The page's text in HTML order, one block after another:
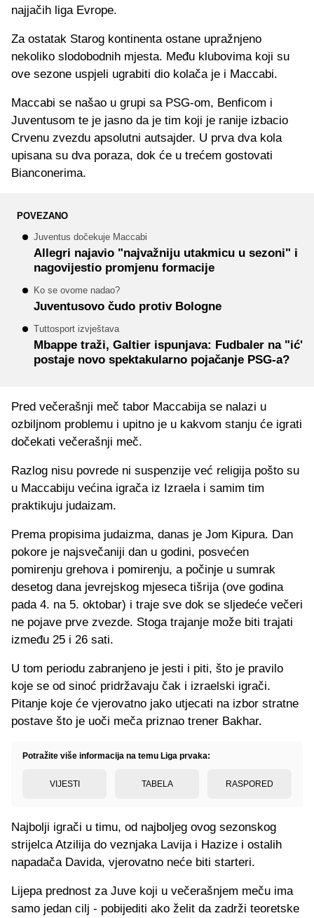
najjačih liga Evrope.
Za ostatak Starog kontinenta ostane upražnjeno
nekoliko slodobodnih mjesta. Među klubovima koji su
ove sezone uspjeli ugrabiti dio kolača je i Maccabi.
Maccabi se našao u grupi sa PSG-om, Benficom i
Juventusom te je jasno da je tim koji je ranije izbacio
Crvenu zvezdu apsolutni autsajder. U prva dva kola
upisana su dva poraza, dok će u trećem gostovati
Bianconerima.
POVEZANO
Juventus dočekuje Maccabi
Allegri najavio "najvažniju utakmicu u sezoni" i
nagovijestio promjenu formacije
Ko se ovome nadao?
Juventusovo čudo protiv Bologne
Tuttosport izvještava
Mbappe traži, Galtier ispunjava: Fudbaler na "ić'
postaje novo spektakularno pojačanje PSG-a?
Pred večerašnji meč tabor Maccabija se nalazi u
ozbiljnom problemu i upitno je u kakvom stanju će igrati
dočekati večerašnji meč.
Razlog nisu povrede ni suspenzije već religija pošto su
u Maccabiju većina igrača iz Izraela i samim tim
praktikuju judaizam.
Prema propisima judaizma, danas je Jom Kipura. Dan
pokore je najsvečaniji dan u godini, posvećen
pomirenju grehova i pomirenju, a počinje u sumrak
desetog dana jevrejskog mjeseca tišrija (ove godina
pada 4. na 5. oktobar) i traje sve dok se sljedeće večeri
ne pojave prve zvezde. Stoga trajanje može biti trajati
između 25 i 26 sati.
U tom periodu zabranjeno je jesti i piti, što je pravilo
koje se od sinoć pridržavaju čak i izraelski igrači.
Pitanje koje će vjerovatno jako utjecati na izbor stratne
postave što je uoči meča priznao trener Bakhar.
Potražite više informacija na temu Liga prvaka:
VIJESTI TABELA RASPORED
Najbolji igrači u timu, od najboljeg ovog sezonskog
strijelca Atzilija do veznjaka Lavija i Hazize i ostalih
napadača Davida, vjerovatno neće biti starteri.
Lijepa prednost za Juve koji u večerašnjem meču ima
samo jedan cilj - pobijediti ako želit da zadrži teoretske